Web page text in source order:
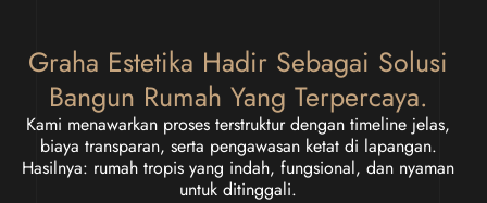
Graha Estetika Hadir Sebagai Solusi
Bangun Rumah Yang Terpercaya.
Kami menawarkan proses terstruktur dengan timeline jelas,
biaya transparan, serta pengawasan ketat di lapangan.
Hasilnya: rumah tropis yang indah, fungsional, dan nyaman
untuk ditinggali.